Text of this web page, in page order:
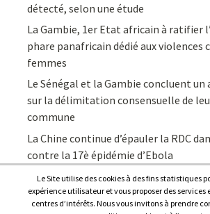
détecté, selon une étude
La Gambie, 1er Etat africain à ratifier
phare panafricain dédié aux violences
femmes
Le Sénégal et la Gambie concluent
sur la délimitation consensuelle de
commune
La Chine continue d’épauler la RDC
contre la 17è épidémie d’Ebola
Le Site utilise des cookies à des fins statistiques
expérience utilisateur et vous proposer des services
centres d’intérêts. Nous vous invitons à prendre